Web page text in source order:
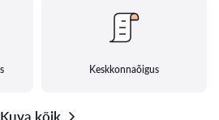
Keskkonnaõigus
Kuva kõik